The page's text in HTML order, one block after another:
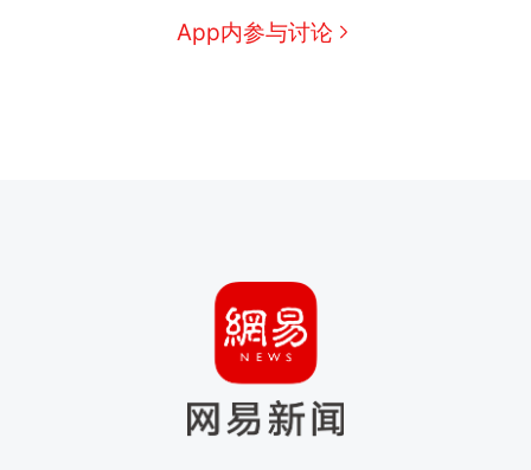
App内参与讨论